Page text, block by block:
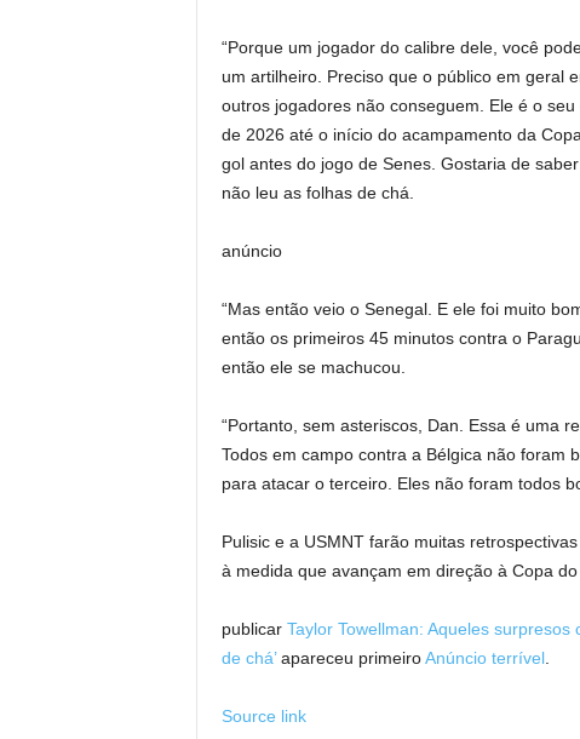
“Porque um jogador do calibre dele, você
um artilheiro. Preciso que o público em geral
outros jogadores não conseguem. Ele é o
de 2026 até o início do acampamento da
gol antes do jogo de Senes. Gostaria de
não leu as folhas de chá.
anúncio
“Mas então veio o Senegal. E ele foi muito
então os primeiros 45 minutos contra o
então ele se machucou.
“Portanto, sem asteriscos, Dan. Essa é uma
Todos em campo contra a Bélgica não foram
para atacar o terceiro. Eles não foram todos
Pulisic e a USMNT farão muitas
à medida que avançam em direção à Copa
publicar Taylor Towellman: Aqueles
de chá’apareceu primeiroAnúncio terrível.
Source link